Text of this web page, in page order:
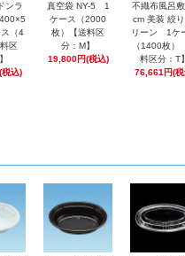
ンラ
（4
区
込)
真空袋 NY-5 1
ケース（2000
枚）【送料区
分：M】
19,800円(税込)
不織布風呂
cm 美装 絞
リーン 1ケ
（1400枚）
料区分：T】
76,661円(税